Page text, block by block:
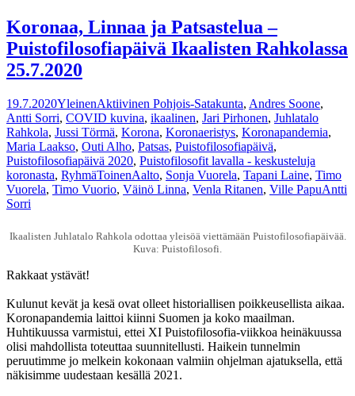
Koronaa, Linnaa ja Patsastelua –
Puistofilosofiapäivä Ikaalisten Rahkolassa
25.7.2020
19.7.2020YleinenAktiivinen Pohjois-Satakunta, Andres Soone,
Antti Sorri, COVID kuvina, ikaalinen, Jari Pirhonen, Juhlatalo
Rahkola, Jussi Törmä, Korona, Koronaeristys, Koronapandemia,
Maria Laakso, Outi Alho, Patsas, Puistofilosofiapäivä,
Puistofilosofiapäivä 2020, Puistofilosofit lavalla - keskusteluja
koronasta, RyhmäToinenAalto, Sonja Vuorela, Tapani Laine, Timo
Vuorela, Timo Vuorio, Väinö Linna, Venla Ritanen, Ville PapuAntti
Sorri
Ikaalisten Juhlatalo Rahkola odottaa yleisöä viettämään Puistofilosofiapäivää.
Kuva: Puistofilosofi.
Rakkaat ystävät!
Kulunut kevät ja kesä ovat olleet historiallisen poikkeusellista aikaa.
Koronapandemia laittoi kiinni Suomen ja koko maailman.
Huhtikuussa varmistui, ettei XI Puistofilosofia-viikkoa heinäkuussa
olisi mahdollista toteuttaa suunnitellusti. Haikein tunnelmin
peruutimme jo melkein kokonaan valmiin ohjelman ajatuksella, että
näkisimme uudestaan kesällä 2021.